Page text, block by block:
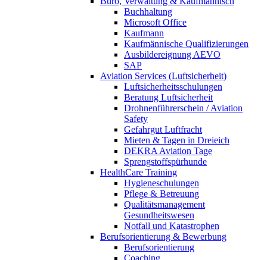
Buchhaltung
Microsoft Office
Kaufmann
Kaufmännische Qualifizierungen
Ausbildereignung AEVO
SAP
Aviation Services (Luftsicherheit)
Luftsicherheitsschulungen
Beratung Luftsicherheit
Drohnenführerschein / Aviation
Safety
Gefahrgut Luftfracht
Mieten & Tagen in Dreieich
DEKRA Aviation Tage
Sprengstoffspürhunde
HealthCare Training
Hygieneschulungen
Pflege & Betreuung
Qualitätsmanagement
Gesundheitswesen
Notfall und Katastrophen
Berufsorientierung & Bewerbung
Berufsorientierung
Coaching